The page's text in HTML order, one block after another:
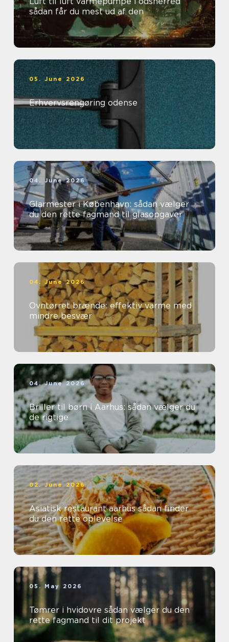
sådan får du mest ud af den
05. June 2026
Erhvervsrengøring odense
04. June 2026
Glarmester i København: sådan vælger
du den rette fagmand til glasopgaver
04. June 2026
Ovntørret brænde: effektiv varme med
mindre besvær
04. June 2026
Briller til børn i Aarhus: sådan vælger du
de rigtige
02. June 2026
Asiatisk restaurant aarhus sådan finder
du den rette oplevelse
05. May 2026
Tømrer i hvidovre sådan vælger du den
rette fagmand til dit projekt